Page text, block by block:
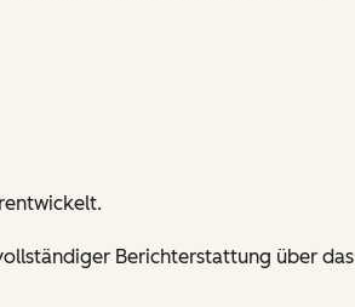
Berichterstattung über das